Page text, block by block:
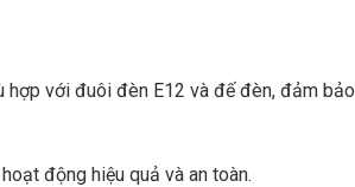
hợp với đuôi đèn E12 và đế đèn, đảm bảo
động hiệu quả và an toàn.